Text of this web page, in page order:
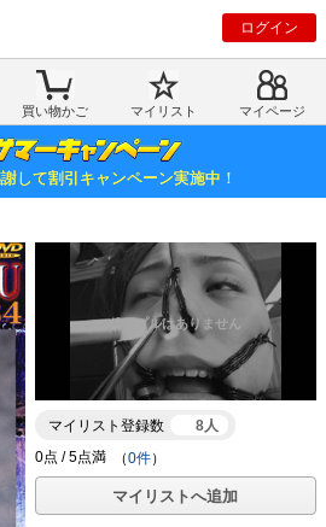
ログイン
買い物かご マイリスト マイページ
して割引キャンペーン実施中！
マイリスト登録数
8人
（0件）
マイリストへ追加